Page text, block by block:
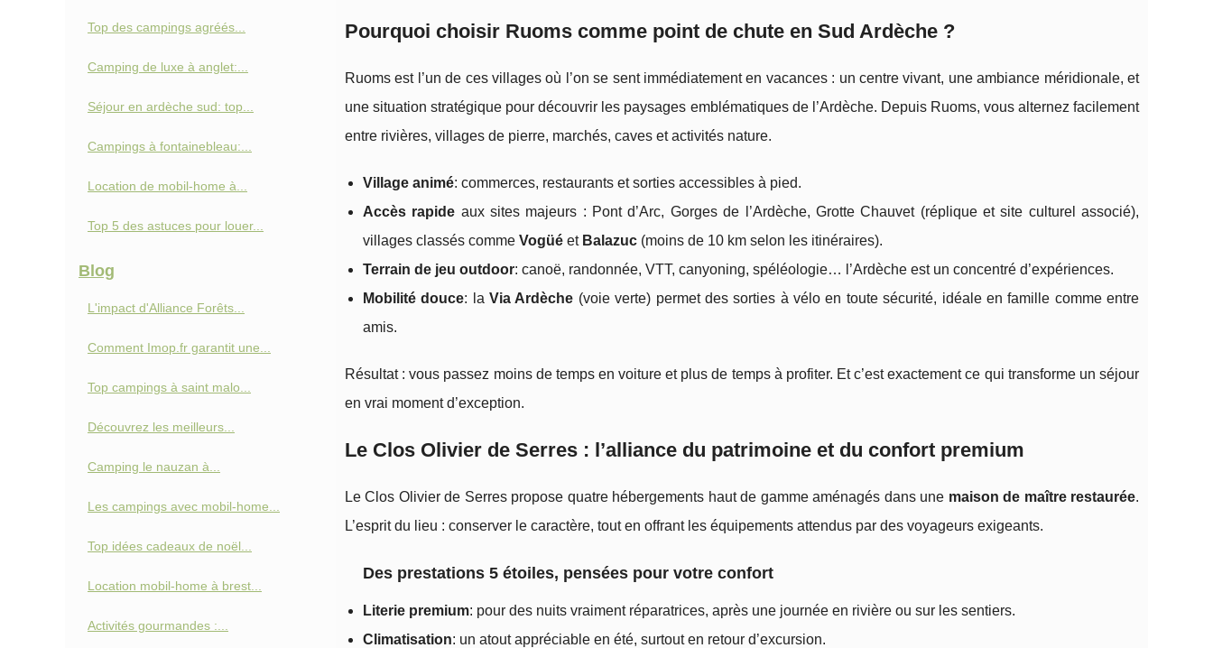
Pourquoi choisir Ruoms comme point de chute en Sud Ardèche ?
Ruoms est l’un de ces villages où l’on se sent immédiatement en vacances : un centre vivant, une ambiance méridionale, et
une situation stratégique pour découvrir les paysages emblématiques de l’Ardèche. Depuis Ruoms, vous alternez facilement
entre rivières, villages de pierre, marchés, caves et activités nature.
Village animé: commerces, restaurants et sorties accessibles à pied.
Accès rapide aux sites majeurs : Pont d’Arc, Gorges de l’Ardèche, Grotte Chauvet (réplique et site culturel associé),
villages classés comme Vogüé et Balazuc (moins de 10 km selon les itinéraires).
Terrain de jeu outdoor: canoë, randonnée, VTT, canyoning, spéléologie… l’Ardèche est un concentré d’expériences.
Mobilité douce: laVia Ardèche (voie verte) permet des sorties à vélo en toute sécurité, idéale en famille comme entre
amis.
Résultat : vous passez moins de temps en voiture et plus de temps à profiter. Et c’est exactement ce qui transforme un séjour
en vrai moment d’exception.
Le Clos Olivier de Serres : l’alliance du patrimoine et du confort premium
Le Clos Olivier de Serres propose quatre hébergements haut de gamme aménagés dans une maison de maître restaurée.
L’esprit du lieu : conserver le caractère, tout en offrant les équipements attendus par des voyageurs exigeants.
Des prestations 5 étoiles, pensées pour votre confort
Literie premium: pour des nuits vraiment réparatrices, après une journée en rivière ou sur les sentiers.
Climatisation: un atout appréciable en été, surtout en retour d’excursion.
Top des campings agréés...
Camping de luxe à anglet:...
Séjour en ardèche sud: top...
Campings à fontainebleau:...
Location de mobil-home à...
Top 5 des astuces pour louer...
Blog
L'impact d'Alliance Forêts...
Comment Imop.fr garantit une...
Top campings à saint malo...
Découvrez les meilleurs...
Camping le nauzan à...
Les campings avec mobil-home...
Top idées cadeaux de noël...
Location mobil-home à brest...
Activités gourmandes :...